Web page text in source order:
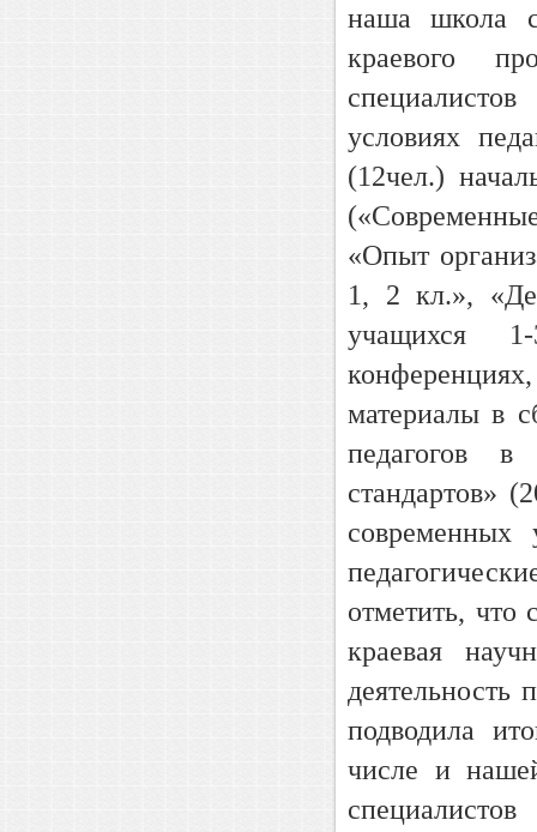
наша школа
краевого
условиях
(12чел.)
«Опыт
1, 2 кл.»,
учащихся 1-
материалы в
педагогов в
стандартов»
современных
отметить, что
краевая
деятельность
подводила
числе и